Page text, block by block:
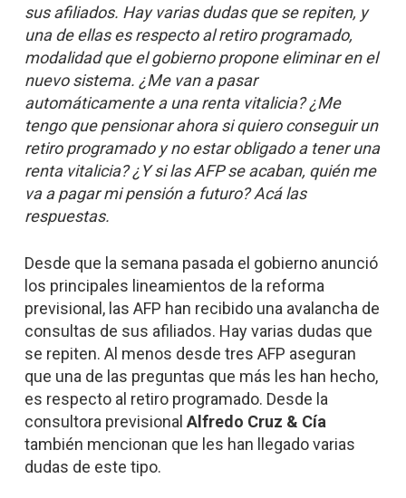
sus afiliados. Hay varias dudas que se repiten, y
una de ellas es respecto al retiro programado,
modalidad que el gobierno propone eliminar en el
nuevo sistema. ¿Me van a pasar
automáticamente a una renta vitalicia? ¿Me
tengo que pensionar ahora si quiero conseguir un
retiro programado y no estar obligado a tener una
renta vitalicia? ¿Y si las AFP se acaban, quién me
va a pagar mi pensión a futuro? Acá las
respuestas.
Desde que la semana pasada el gobierno anunció
los principales lineamientos de la reforma
previsional, las AFP han recibido una avalancha de
consultas de sus afiliados. Hay varias dudas que
se repiten. Al menos desde tres AFP aseguran
que una de las preguntas que más les han hecho,
es respecto al retiro programado. Desde la
consultora previsional Alfredo Cruz & Cía
también mencionan que les han llegado varias
dudas de este tipo.